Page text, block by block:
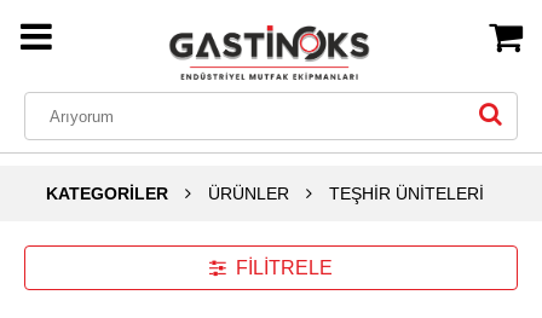
KATEGORİLER ÜRÜNLER TEŞHİR ÜNİTELERİ
FİLİTRELE